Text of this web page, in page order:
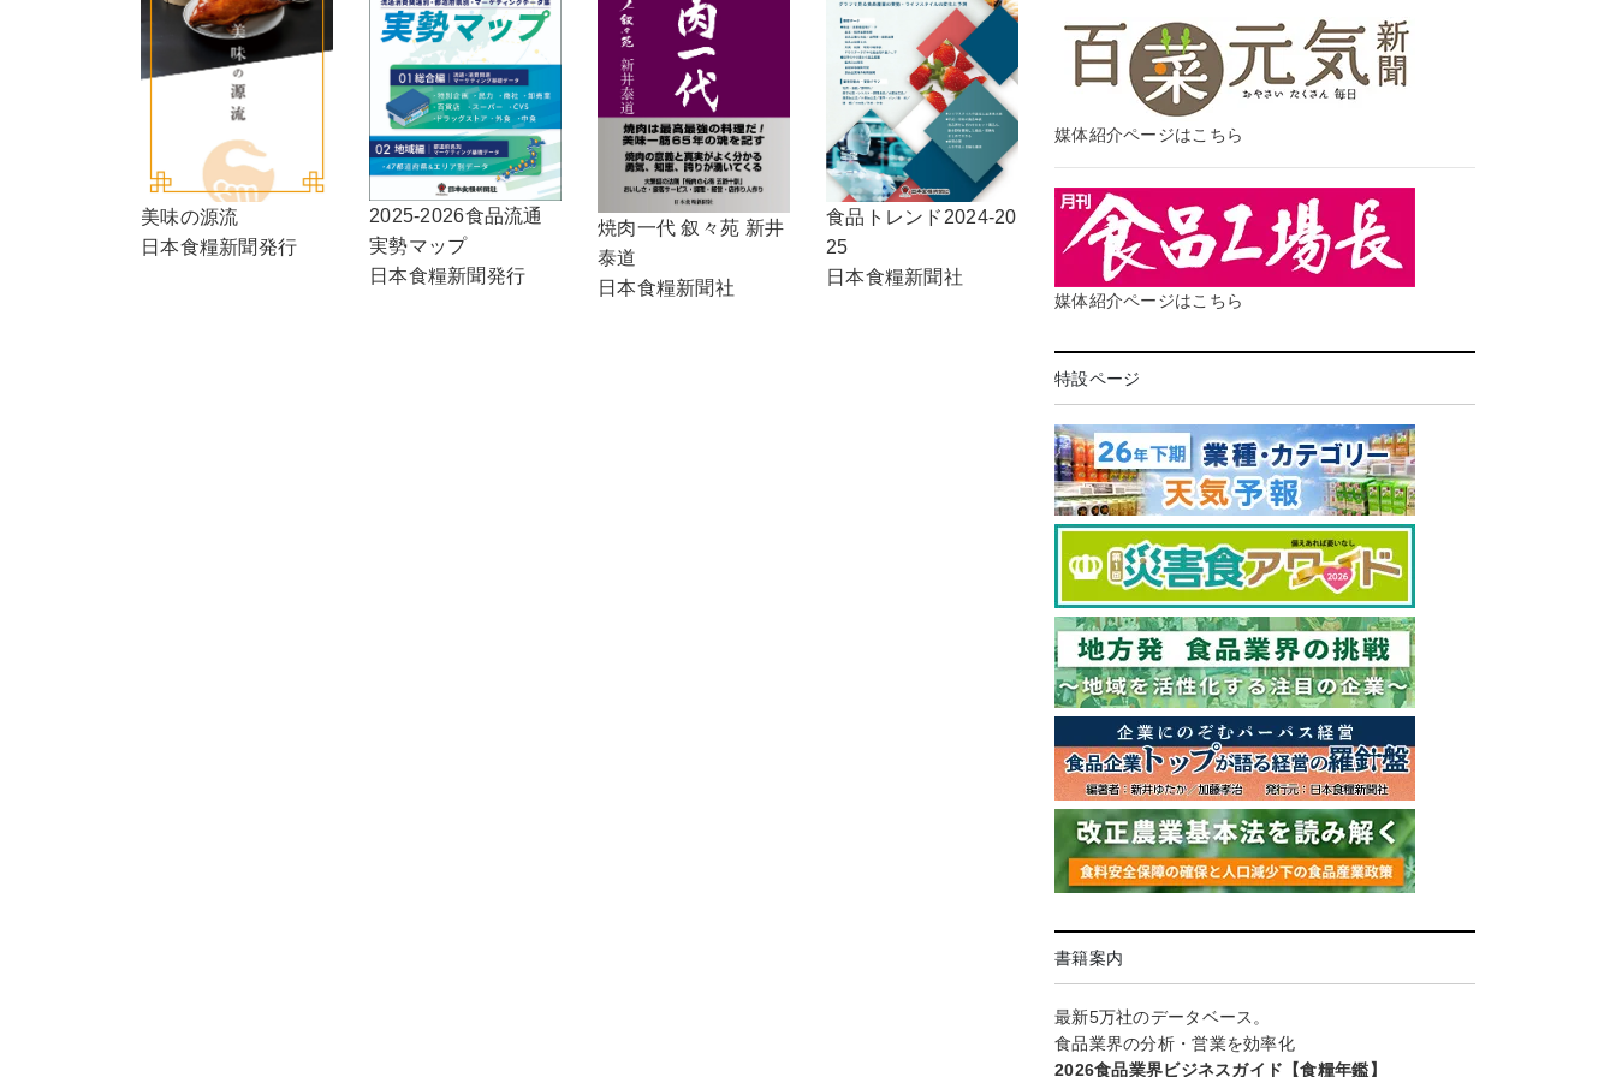
美味の源流
日本食糧新聞発行
2025-2026食品流通
実勢マップ
日本食糧新聞発行
焼肉一代 叙々苑 新井
泰道
日本食糧新聞社
食品トレンド2024-20
25
日本食糧新聞社
媒体紹介ページはこちら
媒体紹介ページはこちら
特設ページ
書籍案内
最新5万社のデータベース。
食品業界の分析・営業を効率化
2026食品業界ビジネスガイド【食糧年鑑】